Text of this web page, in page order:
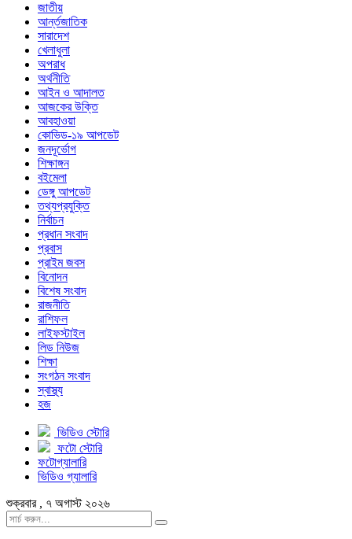
জাতীয়
আর্ন্তজাতিক
সারাদেশ
খেলাধুলা
অপরাধ
অর্থনীতি
আইন ও আদালত
আজকের উক্তি
আবহাওয়া
কোভিড-১৯ আপডেট
জনদূর্ভোগ
শিক্ষাঙ্গন
বইমেলা
ডেঙ্গু আপডেট
তথ্যপ্রযুক্তি
নির্বাচন
প্রধান সংবাদ
প্রবাস
প্রাইম জবস
বিনোদন
বিশেষ সংবাদ
রাজনীতি
রাশিফল
লাইফস্টাইল
লিড নিউজ
শিক্ষা
সংগঠন সংবাদ
স্বাস্থ্য
হজ
ভিডিও স্টোরি
ফটো স্টোরি
ফটোগ্যালারি
ভিডিও গ্যালারি
শুক্রবার , ৭ অগাস্ট ২০২৬